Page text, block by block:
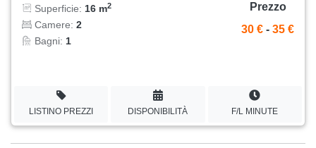
Superficie: 16 m2
Camere: 2
Bagni: 1
Prezzo
30 € - 35 €
LISTINO PREZZI DISPONIBILITÀ F/L MINUTE